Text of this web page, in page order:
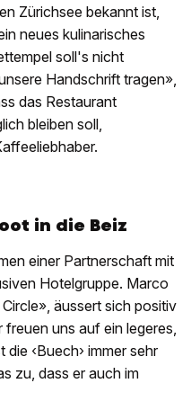
Zürichsee bekannt ist,
neues kulinarisches
soll's nicht
Handschrift tragen»,
das Restaurant
bleiben soll,
in die Beiz
einer Partnerschaft mit
Hotelgruppe. Marco
äussert sich positiv
freuen uns auf ein legeres,
‹Buech› immer sehr
zu, dass er auch im